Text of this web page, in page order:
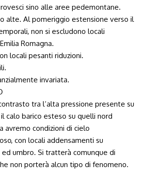
sino alle aree pedemontane.
alte. Al pomeriggio estensione verso il
non si escludono locali
Romagna.
locali pesanti riduzioni.
invariata.
tra l’alta pressione presente su
calo barico esteso su quelli nord
avremo condizioni di cielo
con locali addensamenti su
umbro. Si tratterà comunque di
non porterà alcun tipo di fenomeno.